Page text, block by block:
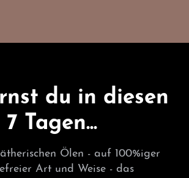
du in diesen
7 Tagen...
Ölen - auf 100%iger
Art und Weise - das